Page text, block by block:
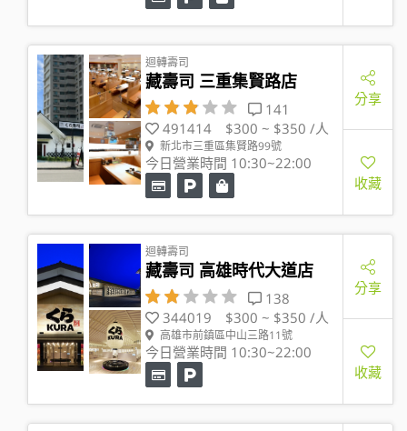
迴轉壽司
藏壽司 三重集賢路店
141
491414
$300 ~ $350 /人
新北市三重區集賢路99號
今日營業時間 10:30~22:00
分享
收藏
迴轉壽司
藏壽司 高雄時代大道店
138
344019
$300 ~ $350 /人
高雄市前鎮區中山三路11號
今日營業時間 10:30~22:00
分享
收藏